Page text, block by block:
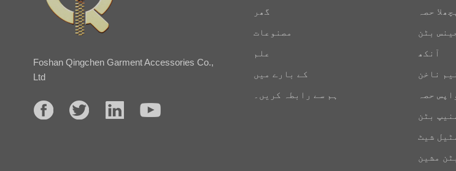
Foshan Qingchen Garment Accessories Co.,
Ltd
گھر
مصنوعات
علم
کے بارے میں
ہم سے رابطہ کریں۔
حصہ
بٹن
آنکھ
ناخن
حصہ
بٹن
شیٹ
بٹن مشین